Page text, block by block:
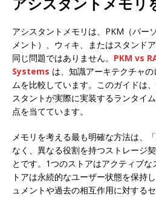
アシスタントメモリは、PKM（パー
メント）、ウィキ、またはスタンド
同じ問題ではありません。 PKM vs
Systems は、知識アーキテクチャ
ムを比較しています。このガイドは
スタントが実際に実装するランタイ
点を当てています。
メモリを考える最も明確な方法は、
なく、異なる役割を持つストレージ
とです。1つのストアはアクティブ
トアは永続的なユーザー状態を保持
ュメントや過去の相互作用に対する